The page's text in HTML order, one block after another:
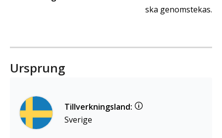
ska genomstekas.
Ursprung
Tillverkningsland:
Sverige